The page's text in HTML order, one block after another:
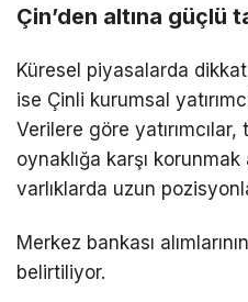
Çin’den altına güçlü
Küresel piyasalarda
ise Çinli kurumsal
Verilere göre
oynaklığa karşı
varlıklarda uzun
Merkez bankası
belirtiliyor.